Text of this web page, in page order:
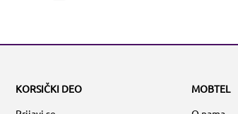
KORSIČKI DEO
MOBTEL